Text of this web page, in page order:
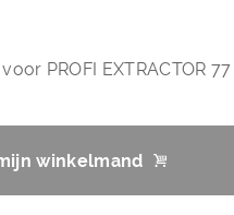
PROFI EXTRACTOR 77
winkelmand